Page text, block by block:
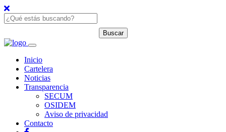
Inicio
Cartelera
Noticias
Transparencia
SECUM
OSIDEM
Aviso de privacidad
Contacto